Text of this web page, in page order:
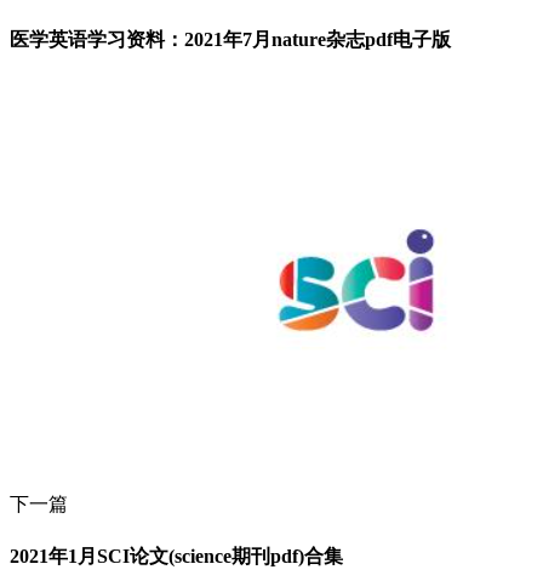
医学英语学习资料：2021年7月nature杂志pdf电子版
下一篇
2021年1月SCI论文(science期刊pdf)合集